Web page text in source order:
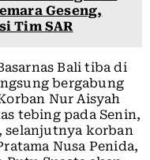
Geseng,
Tim SAR
Bali tiba di
bergabung
Nur Aisyah
tebing pada Senin,
selanjutnya korban
Nusa Penida,